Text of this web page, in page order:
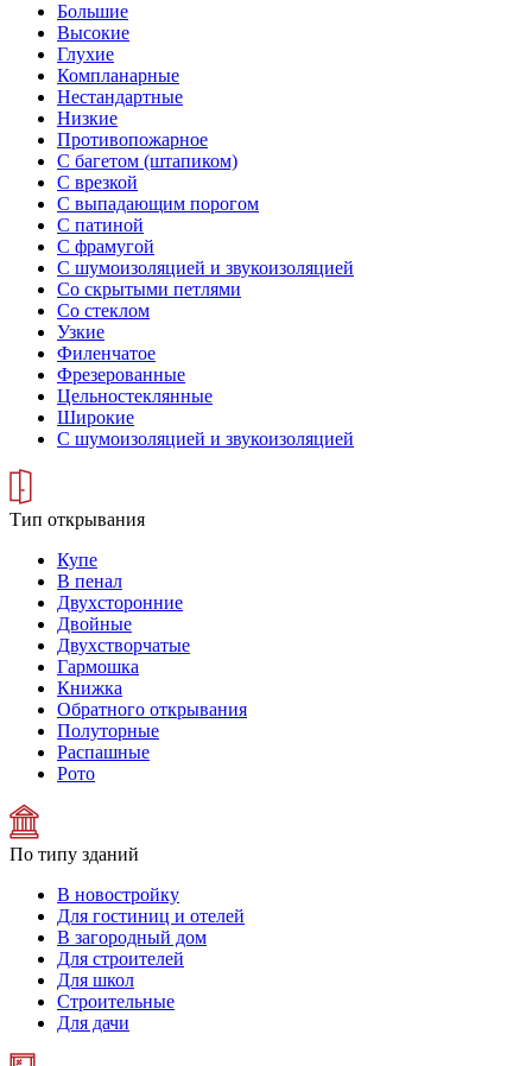
Большие
Высокие
Глухие
Компланарные
Нестандартные
Низкие
Противопожарное
С багетом (штапиком)
С врезкой
С выпадающим порогом
С патиной
С фрамугой
С шумоизоляцией и звукоизоляцией
Со скрытыми петлями
Со стеклом
Узкие
Филенчатое
Фрезерованные
Цельностеклянные
Широкие
С шумоизоляцией и звукоизоляцией
Тип открывания
Купе
В пенал
Двухсторонние
Двойные
Двухстворчатые
Гармошка
Книжка
Обратного открывания
Полуторные
Распашные
Рото
По типу зданий
В новостройку
Для гостиниц и отелей
В загородный дом
Для строителей
Для школ
Строительные
Для дачи